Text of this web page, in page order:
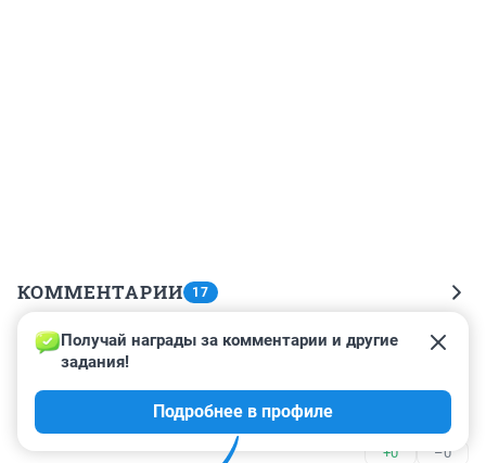
КОММЕНТАРИИ 17
Гость
16 июня 2023, 20:18
По-моему больше похоже на Комбинацию, чем на
+0 –0
Получай награды за комментарии и другие
задания!
Подробнее в профиле